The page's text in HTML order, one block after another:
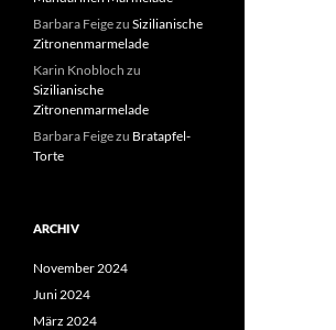
Barbara Feigezu Sizilianische
Zitronenmarmelade
Karin Knobloch zu
Sizilianische
Zitronenmarmelade
Barbara Feigezu Bratapfel-
Torte
ARCHIV
November 2024
Juni 2024
März 2024